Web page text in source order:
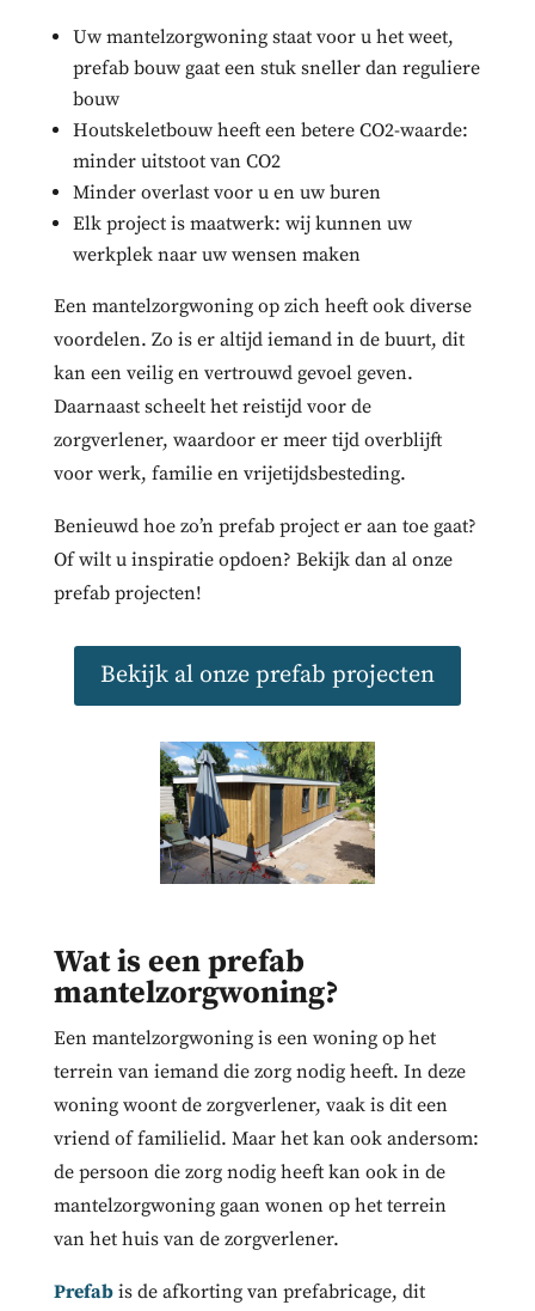
Uw mantelzorgwoning staat voor u het weet,
prefab bouw gaat een stuk sneller dan reguliere
bouw
Houtskeletbouw heeft een betere CO2-waarde:
minder uitstoot van CO2
Minder overlast voor u en uw buren
Elk project is maatwerk: wij kunnen uw
werkplek naar uw wensen maken
Een mantelzorgwoning op zich heeft ook diverse
voordelen. Zo is er altijd iemand in de buurt, dit
kan een veilig en vertrouwd gevoel geven.
Daarnaast scheelt het reistijd voor de
zorgverlener, waardoor er meer tijd overblijft
voor werk, familie en vrijetijdsbesteding.
Benieuwd hoe zo’n prefab project er aan toe gaat?
Of wilt u inspiratie opdoen? Bekijk dan al onze
prefab projecten!
Bekijk al onze prefab projecten
Wat is een prefab
mantelzorgwoning?
Een mantelzorgwoning is een woning op het
terrein van iemand die zorg nodig heeft. In deze
woning woont de zorgverlener, vaak is dit een
vriend of familielid. Maar het kan ook andersom:
de persoon die zorg nodig heeft kan ook in de
mantelzorgwoning gaan wonen op het terrein
van het huis van de zorgverlener.
Prefabis de afkorting van prefabricage, dit